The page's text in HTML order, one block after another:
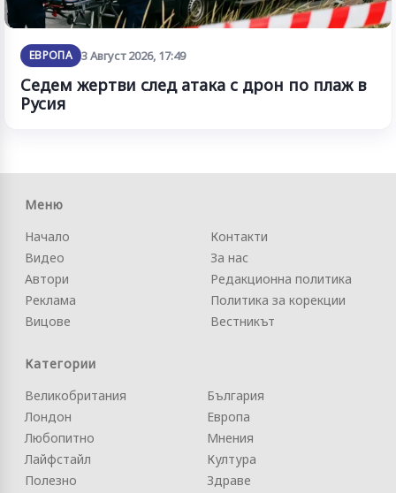
ЕВРОПА 3 Август 2026, 17:49
Седем жертви след атака с дрон по плаж в
Русия
Меню
Начало
Видео
Автори
Реклама
Вицове
Контакти
За нас
Редакционна политика
Политика за корекции
Вестникът
Категории
Великобритания
Лондон
Любопитно
Лайфстайл
Полезно
България
Европа
Мнения
Култура
Здраве